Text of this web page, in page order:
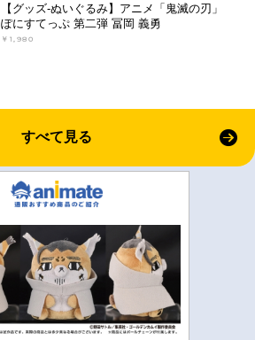
【グッズ-ぬいぐるみ】アニメ「鬼滅の刃」
ぽにすてっぷ 第二弾 冨岡 義勇
￥1,980
すべて見る